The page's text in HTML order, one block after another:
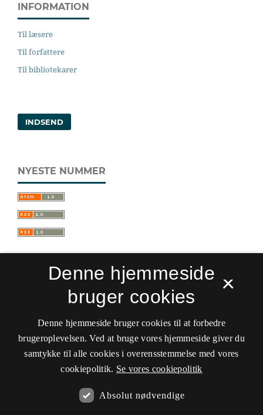
INFORMATION
Til læsere
Til forfattere
Til bibliotekarer
INDSEND
NYESTE NUMMER
Sprogforum. Tidsskrift for sprog- og
kulturpædagogik
ISSN 0909-9328 (Trykt)
ISSN 1399-8617 (Online)
Tilgængelighedserklæring
Det Kgl. Bibliotek
×
Denne hjemmeside
bruger cookies
Denne hjemmeside bruger cookies til at forbedre
brugeroplevelsen. Ved at bruge vores hjemmeside giver du
samtykke til alle cookies i overensstemmelse med vores
cookiepolitik. Se vores cookiepolitik
Absolut nødvendige